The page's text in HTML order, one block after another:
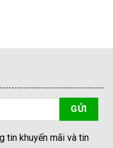
tin khuyến mãi và tin